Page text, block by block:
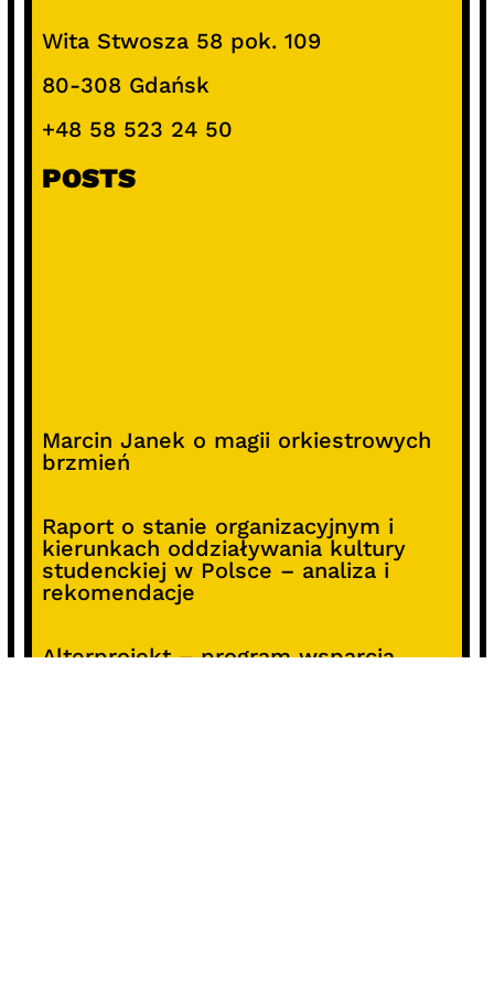
Wita Stwosza 58 pok. 109
80-308 Gdańsk
+48 58 523 24 50
POSTS
Marcin Janek o magii orkiestrowych
brzmień
Raport o stanie organizacyjnym i
kierunkach oddziaływania kultury
studenckiej w Polsce – analiza i
rekomendacje
Alterprojekt – program wsparcia